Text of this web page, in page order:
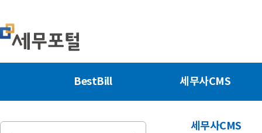
BestBill 세무사CMS
세무사CMS